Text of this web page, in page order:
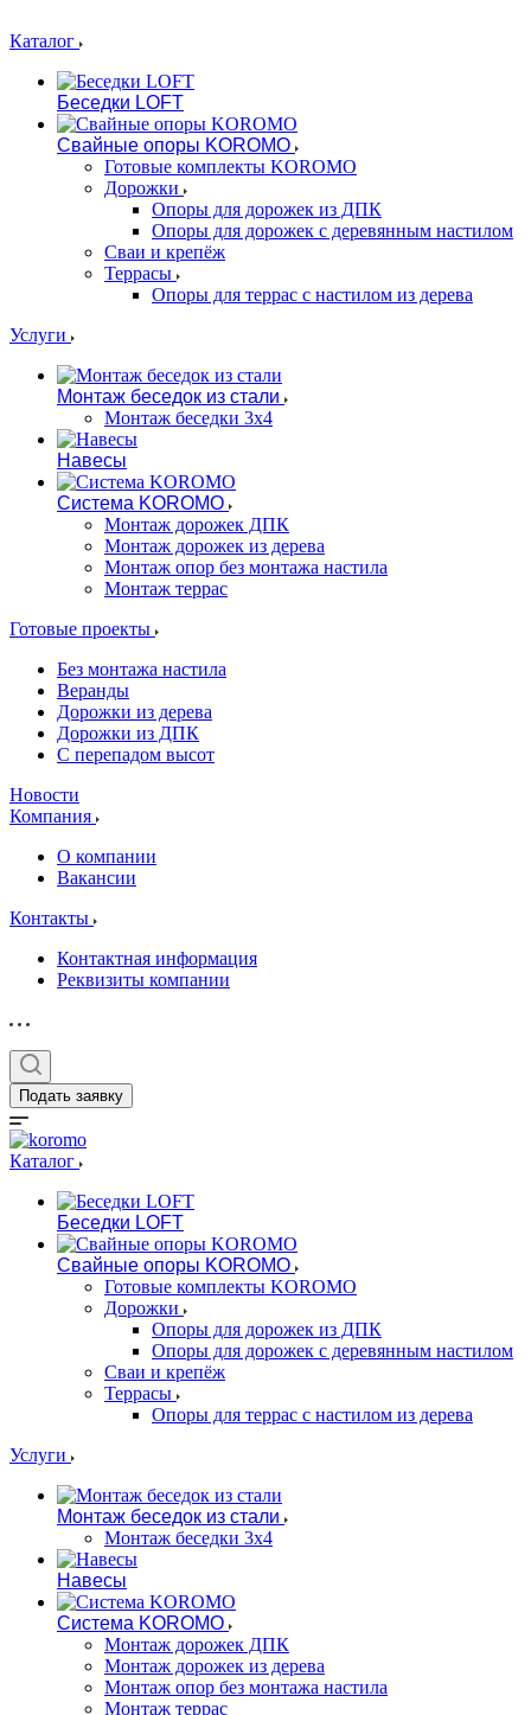
Каталог
Беседки LOFT
Свайные опоры KOROMO
Готовые комплекты KOROMO
Дорожки
Опоры для дорожек из ДПК
Опоры для дорожек с деревянным настилом
Сваи и крепёж
Террасы
Опоры для террас с настилом из дерева
Услуги
Монтаж беседок из стали
Монтаж беседки 3х4
Навесы
Система KOROMO
Монтаж дорожек ДПК
Монтаж дорожек из дерева
Монтаж опор без монтажа настила
Монтаж террас
Готовые проекты
Без монтажа настила
Веранды
Дорожки из дерева
Дорожки из ДПК
С перепадом высот
Новости
Компания
О компании
Вакансии
Контакты
Контактная информация
Реквизиты компании
Подать заявку
Каталог
Беседки LOFT
Свайные опоры KOROMO
Готовые комплекты KOROMO
Дорожки
Опоры для дорожек из ДПК
Опоры для дорожек с деревянным настилом
Сваи и крепёж
Террасы
Опоры для террас с настилом из дерева
Услуги
Монтаж беседок из стали
Монтаж беседки 3х4
Навесы
Система KOROMO
Монтаж дорожек ДПК
Монтаж дорожек из дерева
Монтаж опор без монтажа настила
Монтаж террас